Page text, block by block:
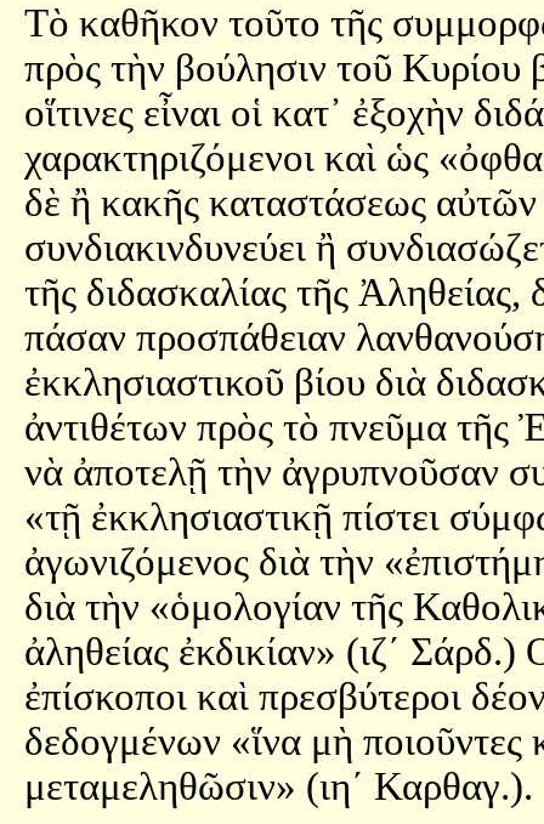
Τὸ καθῆκον τοῦτο τῆς
πρὸς τὴν βούλησιν τοῦ Κυρίου
οἵτινες εἶναι οἱ κατ᾿ ἐξοχὴν
χαρακτηριζόμενοι καὶ ὡς
δὲ ἢ κακῆς καταστάσεως
συνδιακινδυνεύει ἢ
τῆς διδασκαλίας τῆς Ἀληθείας,
πάσαν προσπάθειαν
ἐκκλησιαστικοῦ βίου διὰ
ἀντιθέτων πρὸς τὸ πνεῦμα
νὰ ἀποτελῇ τὴν ἀγρυπνοῦσαν
«τῇ ἐκκλησιαστικῇ πίστει
ἀγωνιζόμενος διὰ τὴν
διὰ τὴν «ὁμολογίαν τῆς
ἀληθείας ἐκδικίαν» (ιζ´
ἐπίσκοποι καὶ πρεσβύτεροι
δεδογμένων «ἵνα μὴ
μεταμεληθῶσιν» (ιη´ Καρθαγ.).